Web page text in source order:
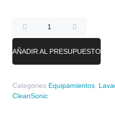
AÑADIR AL PRESUPUESTO
Categories Equipamientos
CleanSonic